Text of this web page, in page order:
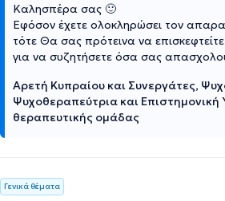
Καλησπέρα σας 🙂
Εφόσον έχετε ολοκληρώσει τον
τότε Θα σας πρότεινα να
για να συζητήσετε όσα σας
Αρετή Κυπραίου και Συνεργάτες,
Ψυχοθεραπεύτρια και Επιστημονική
θεραπευτικής ομάδας
Γενικά θέματα